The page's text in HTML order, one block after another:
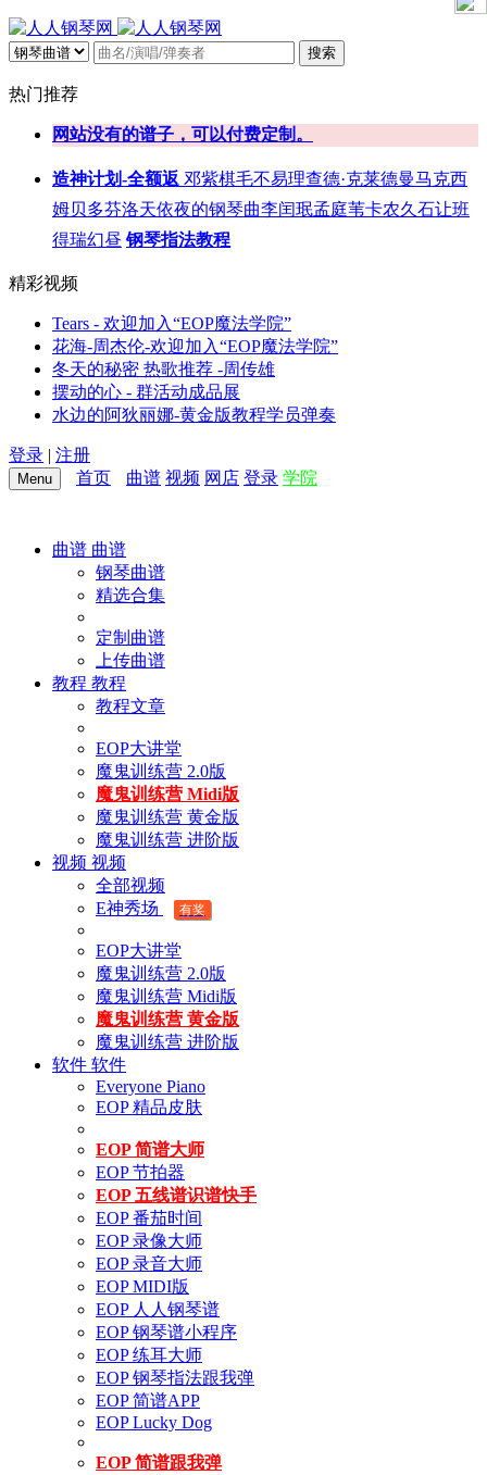
搜索
热门推荐
网站没有的谱子，可以付费定制。
造神计划-全额返 邓紫棋毛不易理查德·克莱德曼马克西
姆贝多芬洛天依夜的钢琴曲李闰珉孟庭苇卡农久石让班
得瑞幻昼 钢琴指法教程
精彩视频
Tears - 欢迎加入“EOP魔法学院”
花海-周杰伦-欢迎加入“EOP魔法学院”
冬天的秘密 热歌推荐 -周传雄
摆动的心 - 群活动成品展
水边的阿狄丽娜-黄金版教程学员弹奏
登录 | 注册
Menu 首页 曲谱 视频 网店 登录 学院
曲谱 曲谱
钢琴曲谱
精选合集
定制曲谱
上传曲谱
教程 教程
教程文章
EOP大讲堂
魔鬼训练营 2.0版
魔鬼训练营 Midi版
魔鬼训练营 黄金版
魔鬼训练营 进阶版
视频 视频
全部视频
E神秀场
有奖
EOP大讲堂
魔鬼训练营 2.0版
魔鬼训练营 Midi版
魔鬼训练营 黄金版
魔鬼训练营 进阶版
软件 软件
Everyone Piano
EOP 精品皮肤
EOP 简谱大师
EOP 节拍器
EOP 五线谱识谱快手
EOP 番茄时间
EOP 录像大师
EOP 录音大师
EOP MIDI版
EOP 人人钢琴谱
EOP 钢琴谱小程序
EOP 练耳大师
EOP 钢琴指法跟我弹
EOP 简谱APP
EOP Lucky Dog
EOP 简谱跟我弹